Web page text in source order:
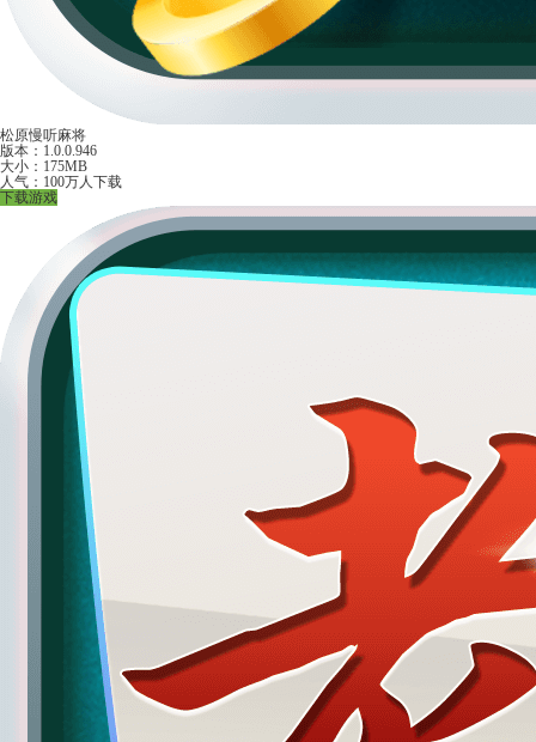
松原慢听麻将
版本：1.0.0.946
大小：175MB
人气：100万人下载
下载游戏